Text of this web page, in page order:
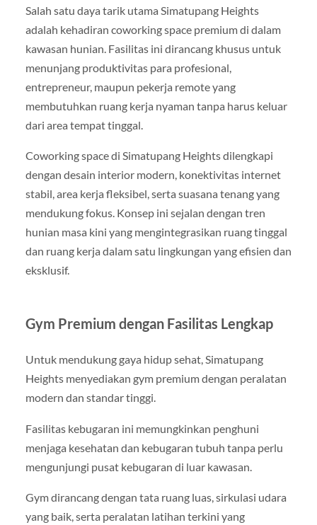
Salah satu daya tarik utama Simatupang Heights
adalah kehadiran coworking space premium di dalam
kawasan hunian. Fasilitas ini dirancang khusus untuk
menunjang produktivitas para profesional,
entrepreneur, maupun pekerja remote yang
membutuhkan ruang kerja nyaman tanpa harus keluar
dari area tempat tinggal.
Coworking space di Simatupang Heights dilengkapi
dengan desain interior modern, konektivitas internet
stabil, area kerja fleksibel, serta suasana tenang yang
mendukung fokus. Konsep ini sejalan dengan tren
hunian masa kini yang mengintegrasikan ruang tinggal
dan ruang kerja dalam satu lingkungan yang efisien dan
eksklusif.
Gym Premium dengan Fasilitas Lengkap
Untuk mendukung gaya hidup sehat, Simatupang
Heights menyediakan gym premium dengan peralatan
modern dan standar tinggi.
Fasilitas kebugaran ini memungkinkan penghuni
menjaga kesehatan dan kebugaran tubuh tanpa perlu
mengunjungi pusat kebugaran di luar kawasan.
Gym dirancang dengan tata ruang luas, sirkulasi udara
yang baik, serta peralatan latihan terkini yang